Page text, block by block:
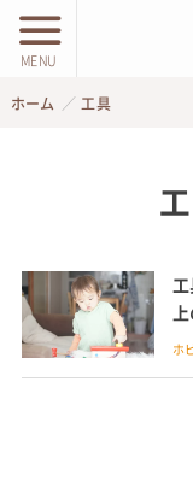
MENU
ホーム 工具
ホ